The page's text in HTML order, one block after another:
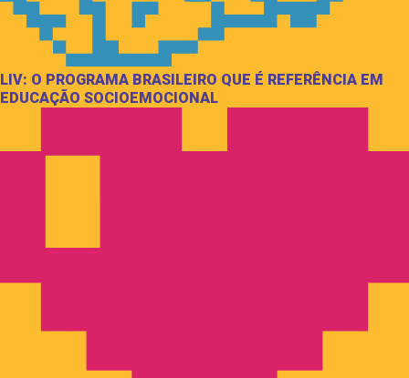
LIV: O PROGRAMA BRASILEIRO QUE É REFERÊNCIA EM
EDUCAÇÃO SOCIOEMOCIONAL